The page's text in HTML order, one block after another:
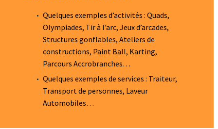
Quelques exemples d’activités : Quads,
Olympiades, Tir à l’arc, Jeux d’arcades,
Structures gonflables, Ateliers de
constructions, Paint Ball, Karting,
Parcours Accrobranches…
Quelques exemples de services : Traiteur,
Transport de personnes, Laveur
Automobiles…